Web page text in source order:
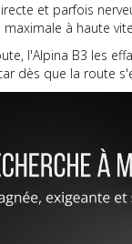
et parfois
à haute
l'Alpina B3 les
dès que la route